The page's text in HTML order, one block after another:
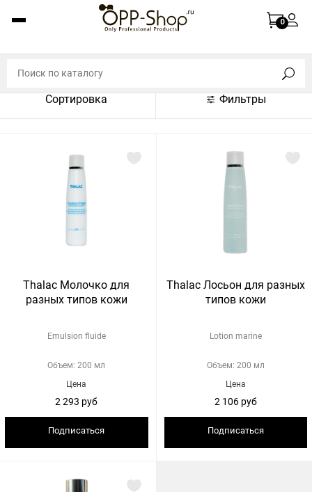
0
Сортировка Фильтры
По названию (A-Z)
По цене (по возрастанию)
По цене (по убыванию)
По популярности (по убыванию)
120
Thalac Молочко для
разных типов кожи
Emulsion fluide
Объем: 200 мл
Цена
2 293 руб
Подписаться
Thalac Лосьон для разных
типов кожи
Lotion marine
Объем: 200 мл
Цена
2 106 руб
Подписаться